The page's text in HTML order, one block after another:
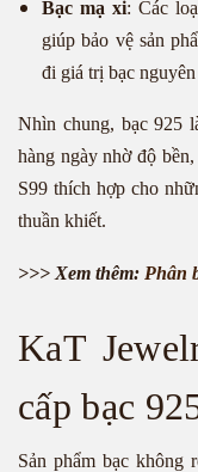
Bạc mạ xi: Các
giúp bảo vệ sản
đi giá trị bạc nguyên
Nhìn chung, bạc 925
hàng ngày nhờ độ
S99 thích hợp cho
thuần khiết.
>>> Xem thêm: Phân
KaT
cấp bạc
Sản phẩm bạc không